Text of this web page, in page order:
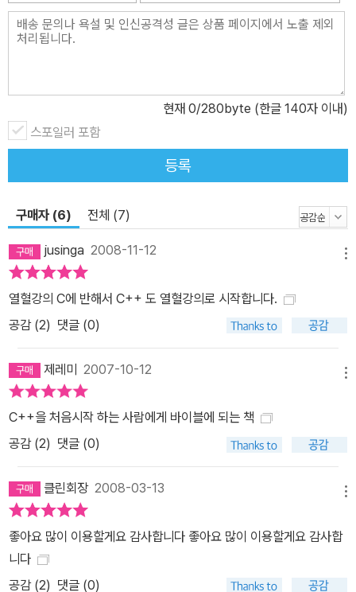
현재 0/280byte (한글 140자 이내)
스포일러 포함
등록
구매자 (6) 전체 (7)
jusinga 2008-11-12
열혈강의 C에 반해서 C++ 도 열혈강의로 시작합니다.
공감 (2) 댓글 (0)
제레미 2007-10-12
C++을 처음시작 하는 사람에게 바이블에 되는 책
공감 (2) 댓글 (0)
클린회장2008-03-13
좋아요 많이 이용할게요 감사합니다 좋아요 많이 이용할게요 감사합
니다
공감 (2) 댓글 (0)